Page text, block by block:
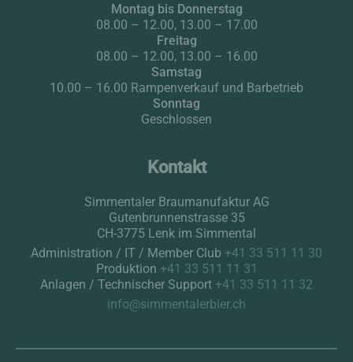
Montag bis Donnerstag
08.00 – 12.00, 13.00 – 17.00
Freitag
08.00 – 12.00, 13.00 – 16.00
Samstag
10.00 – 16.00 Rampenverkauf und Barbetrieb
Sonntag
Geschlossen
Kontakt
Simmentaler Braumanufaktur AG
Gutenbrunnenstrasse 35
CH-3775 Lenk im Simmental
Administration / IT / Member Club +41 33 511 11 30
Produktion +41 33 511 11 31
Anlagen / Technischer Support +41 33 511 11 32
info@simmentalerbier.ch